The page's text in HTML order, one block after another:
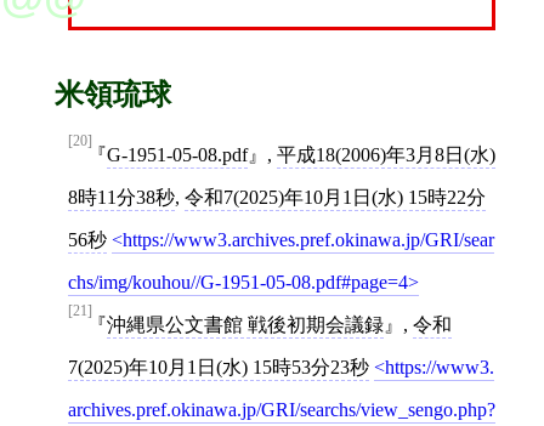
米領琉球
[20]
G-1951-05-08.pdf , 平成18(2006)年3月8日(水)
8時11分38秒, 令和7(2025)年10月1日(水) 15時22分
56秒 https://www3.archives.pref.okinawa.jp/GRI/sear
chs/img/kouhou//G-1951-05-08.pdf#page=4
[21]
沖縄県公文書館 戦後初期会議録 , 令和
7(2025)年10月1日(水) 15時53分23秒 https://www3.
archives.pref.okinawa.jp/GRI/searchs/view_sengo.php?